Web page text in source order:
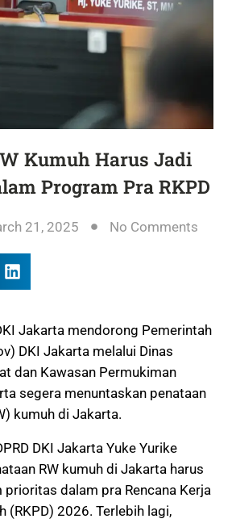
Kumuh Harus Jadi
Program Pra RKPD
21, 2025 No Comments
Jakarta mendorong Pemerintah
DKI Jakarta melalui Dinas
dan Kawasan Permukiman
segera menuntaskan penataan
kumuh di Jakarta.
DKI Jakarta Yuke Yurike
RW kumuh di Jakarta harus
dalam pra Rencana Kerja
(RKPD) 2026. Terlebih lagi,